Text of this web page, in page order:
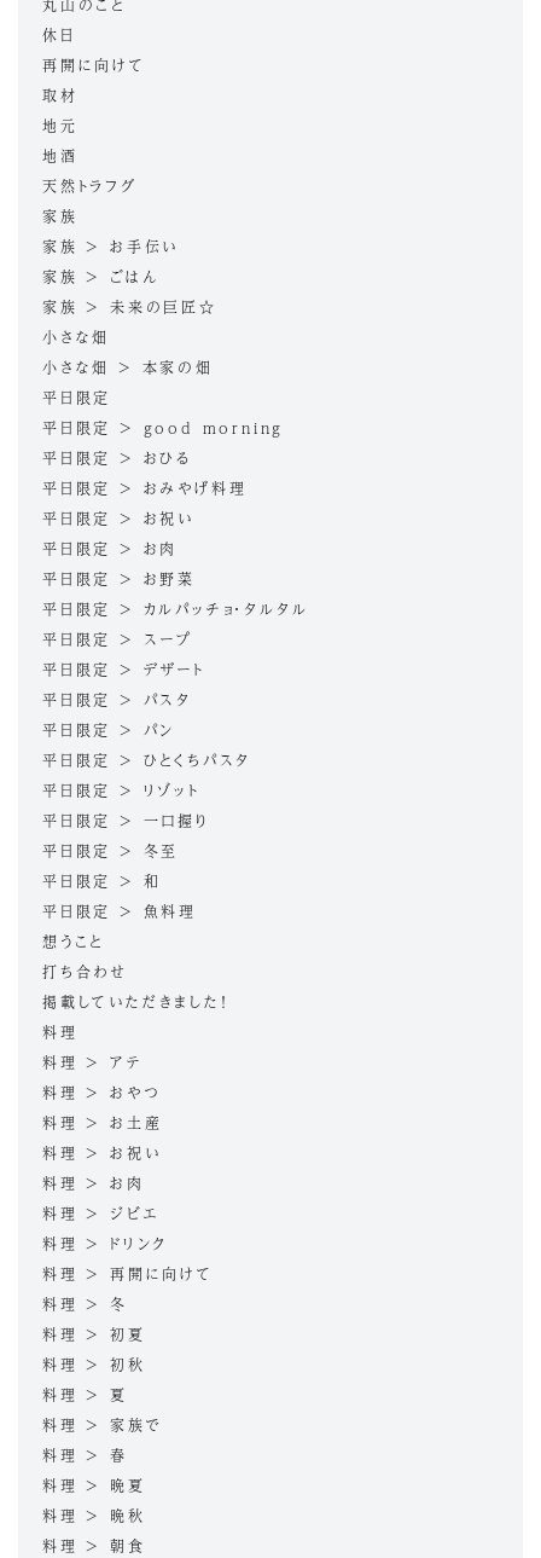
休日
再開に向けて
取材
地元
地酒
天然トラフグ
家族
家族 > お手伝い
家族 > ごはん
家族 > 未来の巨匠☆
小さな畑
小さな畑 > 本家の畑
平日限定
平日限定 > good morning
平日限定 > おひる
平日限定 > おみやげ料理
平日限定 > お祝い
平日限定 > お肉
平日限定 > お野菜
平日限定 > カルパッチョ・タルタル
平日限定 > スープ
平日限定 > デザート
平日限定 > パスタ
平日限定 > パン
平日限定 > ひとくちパスタ
平日限定 > リゾット
平日限定 > 一口握り
平日限定 > 冬至
平日限定 > 和
平日限定 > 魚料理
想うこと
打ち合わせ
掲載していただきました！
料理
料理 > アテ
料理 > おやつ
料理 > お土産
料理 > お祝い
料理 > お肉
料理 > ジビエ
料理 > ドリンク
料理 > 再開に向けて
料理 > 冬
料理 > 初夏
料理 > 初秋
料理 > 夏
料理 > 家族で
料理 > 春
料理 > 晩夏
料理 > 晩秋
料理 > 朝食